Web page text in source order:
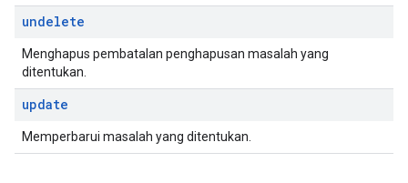
undelete
Menghapus pembatalan penghapusan masalah yang
ditentukan.
update
Memperbarui masalah yang ditentukan.